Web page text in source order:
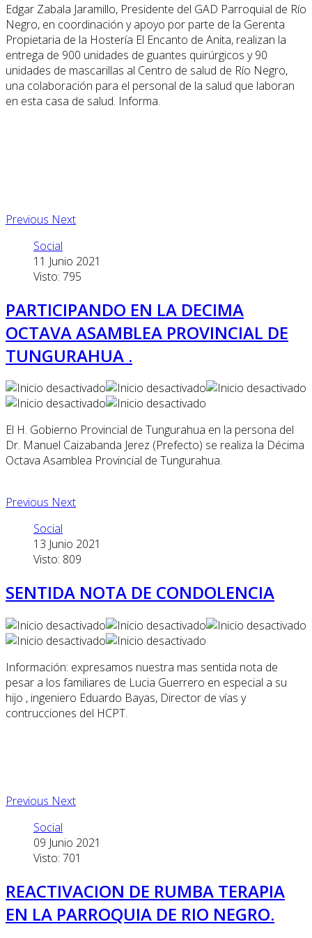
Edgar Zabala Jaramillo, Presidente del GAD Parroquial de Río
Negro, en coordinación y apoyo por parte de la Gerenta
Propietaria de la Hostería El Encanto de Anita, realizan la
entrega de 900 unidades de guantes quirúrgicos y 90
unidades de mascarillas al Centro de salud de Río Negro,
una colaboración para el personal de la salud que laboran
en esta casa de salud. Informa.
Previous Next
Social
11 Junio 2021
Visto: 795
PARTICIPANDO EN LA DECIMA
OCTAVA ASAMBLEA PROVINCIAL DE
TUNGURAHUA .
El H. Gobierno Provincial de Tungurahua en la persona del
Dr. Manuel Caizabanda Jerez (Prefecto) se realiza la Décima
Octava Asamblea Provincial de Tungurahua.
Previous Next
Social
13 Junio 2021
Visto: 809
SENTIDA NOTA DE CONDOLENCIA
Información: expresamos nuestra mas sentida nota de
pesar a los familiares de Lucia Guerrero en especial a su
hijo , ingeniero Eduardo Bayas, Director de vías y
contrucciones del HCPT.
Previous Next
Social
09 Junio 2021
Visto: 701
REACTIVACION DE RUMBA TERAPIA
EN LA PARROQUIA DE RIO NEGRO.